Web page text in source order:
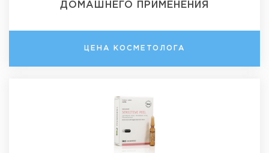
ДОМАШНЕГО ПРИМЕНЕНИЯ
ЦЕНА КОСМЕТОЛОГА